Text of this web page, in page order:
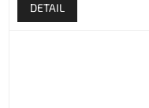
DETAIL